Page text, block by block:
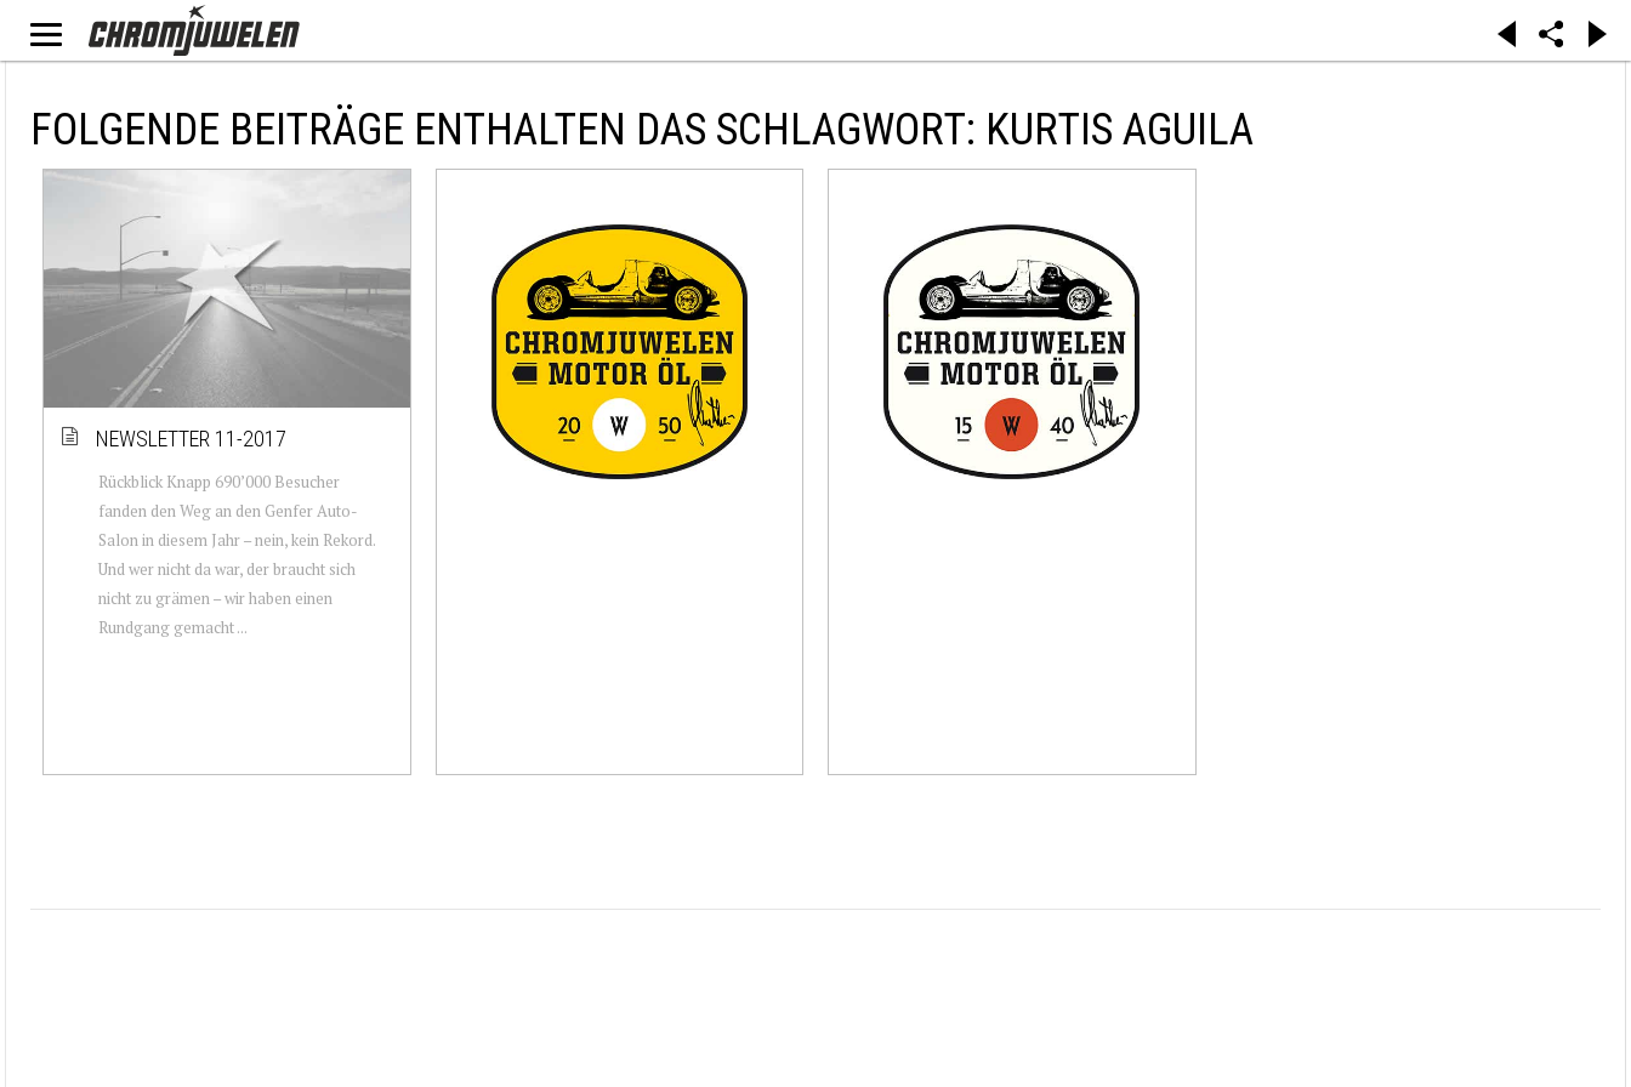
FOLGENDE BEITRÄGE ENTHALTEN DAS SCHLAGWORT: KURTIS AGUILA
NEWSLETTER 11-2017
Rückblick Knapp 690’000 Besucher
fanden den Weg an den Genfer Auto-
Salon in diesem Jahr – nein, kein Rekord.
Und wer nicht da war, der braucht sich
nicht zu grämen – wir haben einen
Rundgang gemacht ...